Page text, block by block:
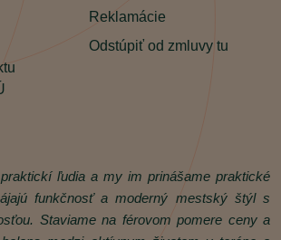
Reklamácie
Odstúpiť od zmluvy tu
ľudia a my im prinášame praktické
funkčnosť a moderný mestský štýl s
Staviame na férovom pomere ceny a